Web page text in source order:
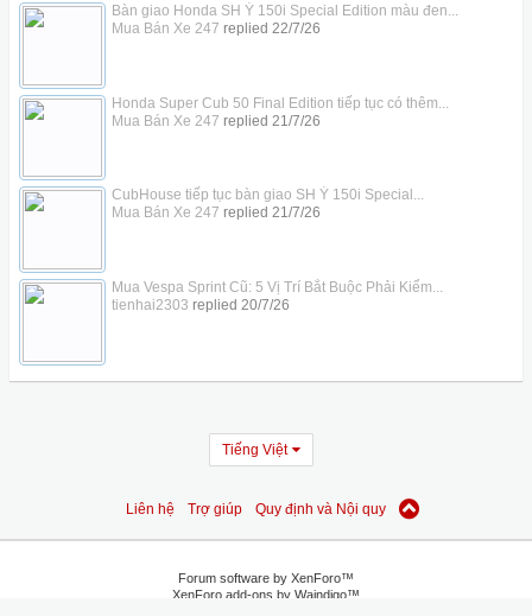
Bàn giao Honda SH Ý 150i Special Edition màu đen...
Mua Bán Xe 247 replied 22/7/26
Honda Super Cub 50 Final Edition tiếp tục có thêm...
Mua Bán Xe 247 replied 21/7/26
CubHouse tiếp tục bàn giao SH Ý 150i Special...
Mua Bán Xe 247 replied 21/7/26
Mua Vespa Sprint Cũ: 5 Vị Trí Bắt Buộc Phải Kiểm...
tienhai2303 replied 20/7/26
Tiếng Việt
Liên hệ Trợ giúp Quy định và Nội quy
Forum software by XenForo™
XenForo add-ons by Waindigo™